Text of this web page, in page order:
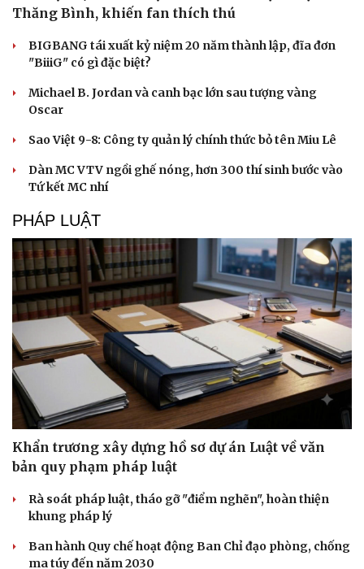
Thăng Bình, khiến fan thích thú
BIGBANG tái xuất kỷ niệm 20 năm thành lập, đĩa đơn
"BiiiG" có gì đặc biệt?
Michael B. Jordan và canh bạc lớn sau tượng vàng
Oscar
Sao Việt 9-8: Công ty quản lý chính thức bỏ tên Miu Lê
Dàn MC VTV ngồi ghế nóng, hơn 300 thí sinh bước vào
Tứ kết MC nhí
PHÁP LUẬT
Khẩn trương xây dựng hồ sơ dự án Luật về văn
bản quy phạm pháp luật
Rà soát pháp luật, tháo gỡ "điểm nghẽn", hoàn thiện
khung pháp lý
Ban hành Quy chế hoạt động Ban Chỉ đạo phòng, chống
ma túy đến năm 2030